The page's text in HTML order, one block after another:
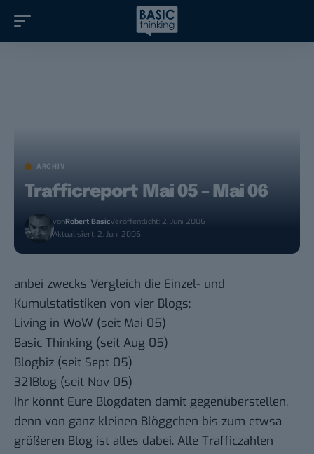
ARCHIV
Trafficreport Mai 05 – Mai 06
vonRobert BasicVeröffentlicht: 2. Juni 2006
Aktualisiert: 2. Juni 2006
anbei zwecks Vergleich die Einzel- und
Kumulstatistiken von vier Blogs:
Living in WoW (seit Mai 05)
Basic Thinking (seit Aug 05)
Blogbiz (seit Sept 05)
321Blog (seit Nov 05)
Ihr könnt Eure Blogdaten damit gegenüberstellen,
denn von ganz kleinen Blöggchen bis zum etwsa
größeren Blog ist alles dabei. Alle Trafficzahlen